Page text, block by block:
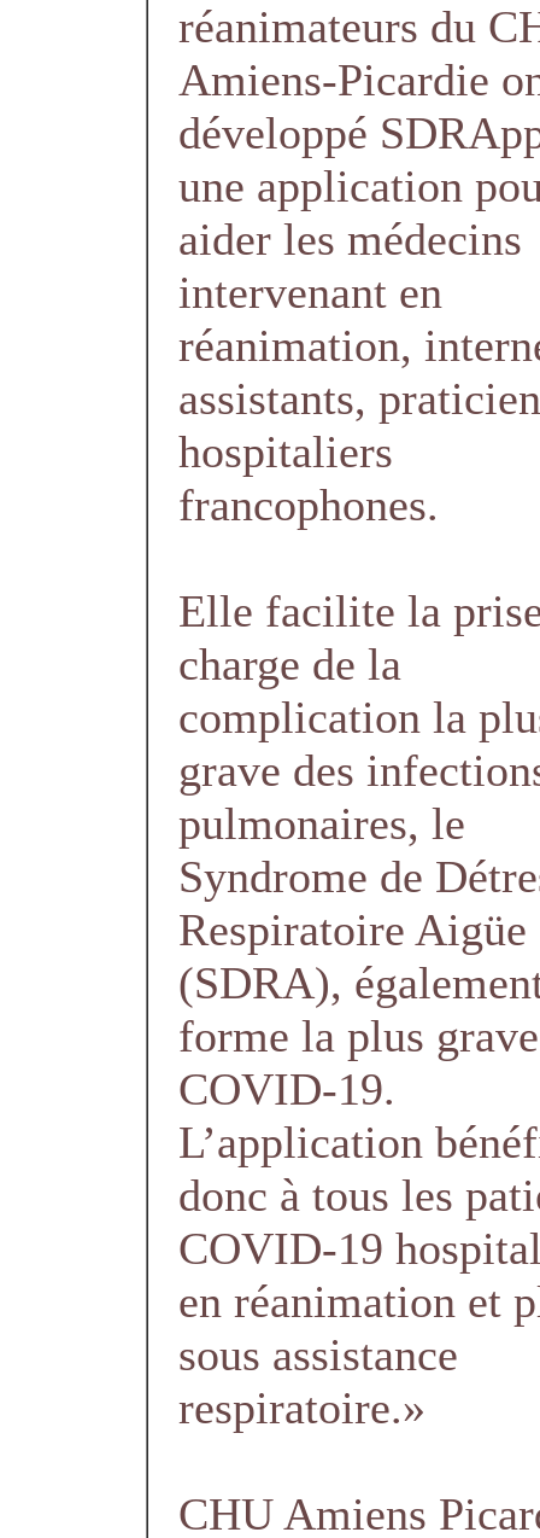
réanimateurs du
Amiens-Picardie
développé
une application
aider les médecins
intervenant en
réanimation,
assistants,
hospitaliers
francophones.
Elle facilite la
charge de la
complication la
grave des
pulmonaires, le
Syndrome de
Respiratoire Aigüe
(SDRA),
forme la plus
COVID-19.
L’application
donc à tous les
COVID-19
en réanimation et
sous assistance
respiratoire.»
CHU Amiens